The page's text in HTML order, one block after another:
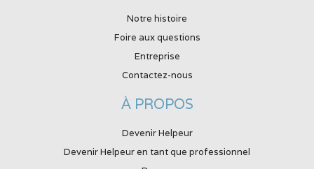
Notre histoire
Foire aux questions
Entreprise
Contactez-nous
À PROPOS
Devenir Helpeur
Devenir Helpeur en tant que professionnel